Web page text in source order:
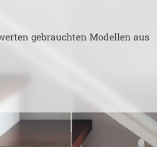
gebrauchten Modellen aus